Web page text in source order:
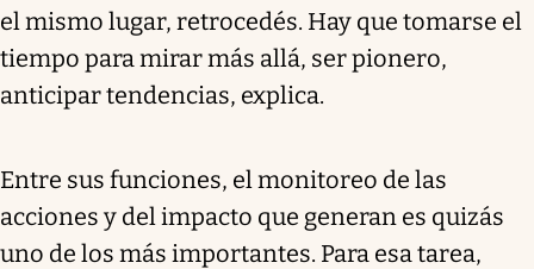
el mismo lugar, retrocedés. Hay que tomarse el
tiempo para mirar más allá, ser pionero,
anticipar tendencias, explica.
Entre sus funciones, el monitoreo de las
acciones y del impacto que generan es quizás
uno de los más importantes. Para esa tarea,